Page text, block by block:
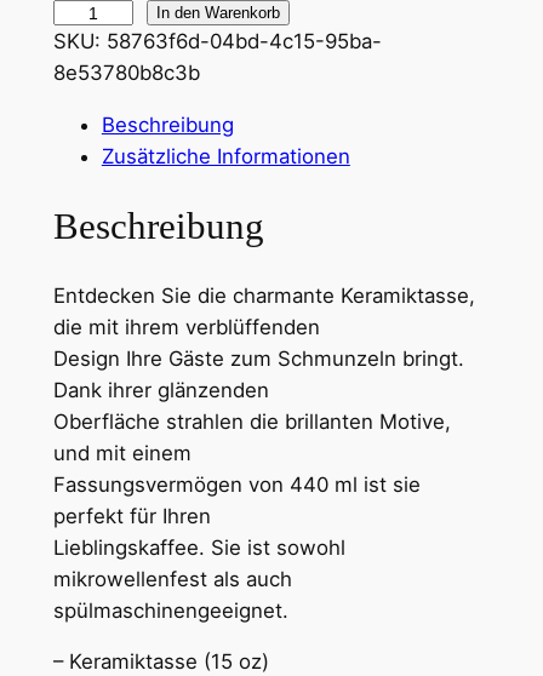
e
a
o
p
h
/
K
e
r
a
m
i
k
t
In den Warenkorb
SKU: 58763f6d-04bd-4c15-95ba-
8e53780b8c3b
Beschreibung
Zusätzliche Informationen
Beschreibung
Entdecken Sie die charmante Keramiktasse,
die mit ihrem verblüffenden
Design Ihre Gäste zum Schmunzeln bringt.
Dank ihrer glänzenden
Oberfläche strahlen die brillanten Motive,
und mit einem
Fassungsvermögen von 440 ml ist sie
perfekt für Ihren
Lieblingskaffee. Sie ist sowohl
mikrowellenfest als auch
spülmaschinengeeignet.
– Keramiktasse (15 oz)